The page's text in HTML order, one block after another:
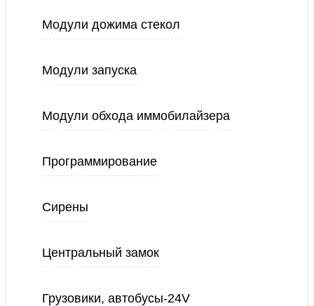
Модули дожима стекол
Модули запуска
Модули обхода иммобилайзера
Программирование
Сирены
Центральный замок
Грузовики, автобусы-24V